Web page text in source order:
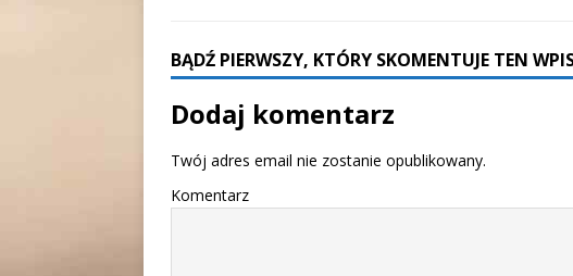
BĄDŹ PIERWSZY, KTÓRY SKOMENTUJE TEN
Dodaj komentarz
Twój adres email nie zostanie opublikowany.
Komentarz